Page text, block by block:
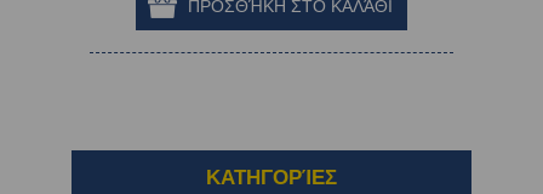
ΚΑΤΗΓΟΡΊΕΣ